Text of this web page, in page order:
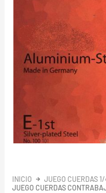
INICIO
JUEGO CUERDAS
JUEGO CUERDAS